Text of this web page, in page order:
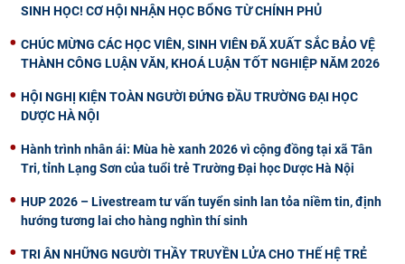
SINH HỌC! CƠ HỘI NHẬN HỌC BỔNG TỪ CHÍNH PHỦ
CHÚC MỪNG CÁC HỌC VIÊN, SINH VIÊN ĐÃ XUẤT SẮC BẢO VỆ
THÀNH CÔNG LUẬN VĂN, KHOÁ LUẬN TỐT NGHIỆP NĂM 2026
HỘI NGHỊ KIỆN TOÀN NGƯỜI ĐỨNG ĐẦU TRƯỜNG ĐẠI HỌC
DƯỢC HÀ NỘI
Hành trình nhân ái: Mùa hè xanh 2026 vì cộng đồng tại xã Tân
Tri, tỉnh Lạng Sơn của tuổi trẻ Trường Đại học Dược Hà Nội
HUP 2026 – Livestream tư vấn tuyển sinh lan tỏa niềm tin, định
hướng tương lai cho hàng nghìn thí sinh
TRI ÂN NHỮNG NGƯỜI THẦY TRUYỀN LỬA CHO THẾ HỆ TRẺ